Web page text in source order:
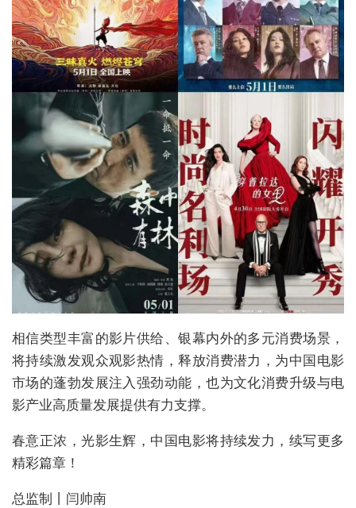
相信类型丰富的影片供给、银幕内外的多元消费场景，
将持续激发观众观影热情，释放消费潜力，为中国电影
市场的蓬勃发展注入强劲动能，也为文化消费升级与电
影产业高质量发展提供有力支撑。
春意正浓，光影生辉，中国电影将持续发力，续写更多
精彩篇章！
总监制丨闫帅南